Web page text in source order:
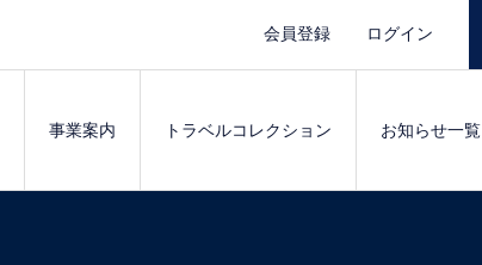
会員登録 ログイン
事業案内 トラベルコレクション お知らせ一覧